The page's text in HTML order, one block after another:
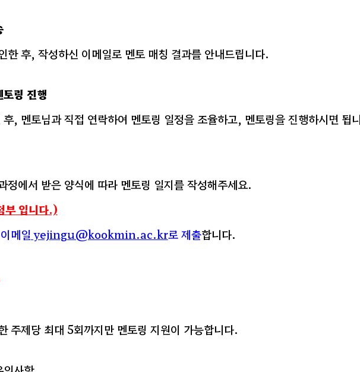
한 후, 작성하신 이메일로 멘토 매칭 결과를 안내드립니다.
링 진행
, 멘토님과 직접 연락하여 멘토링 일정을 조율하고, 멘토링을 진행하시면 됩
정에서 받은 양식에 따라 멘토링 일지를 작성해주세요.
부 입니다.)
메일yejingu@kookmin.ac.kr로 제출합니다.
주제당 최대 5회까지만 멘토링 지원이 가능합니다.